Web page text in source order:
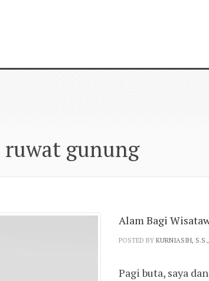
ruwat gunung
Alam Bagi
POSTED BY KURNIASIH,
Pagi buta, saya